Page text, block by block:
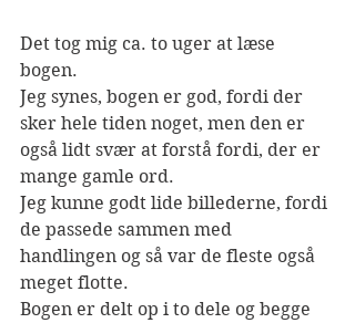
Det tog mig ca. to uger at læse
bogen.
Jeg synes, bogen er god, fordi der
sker hele tiden noget, men den er
også lidt svær at forstå fordi, der er
mange gamle ord.
Jeg kunne godt lide billederne, fordi
de passede sammen med
handlingen og så var de fleste også
meget flotte.
Bogen er delt op i to dele og begge